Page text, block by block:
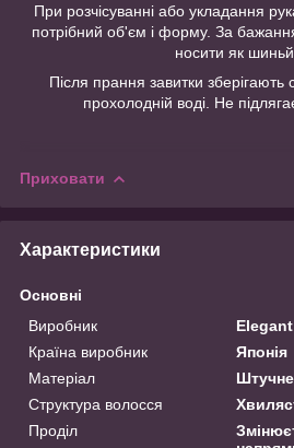
При розчісуванні або укладання
потрібний об'єм і форму. За
носити як
Після прання завитки
прохолодній воді. Не
Приховати
Характеристики
Основні
Виробник
Elegant
Країна виробник
Японія
Матеріал
Структура волосся
Проділ